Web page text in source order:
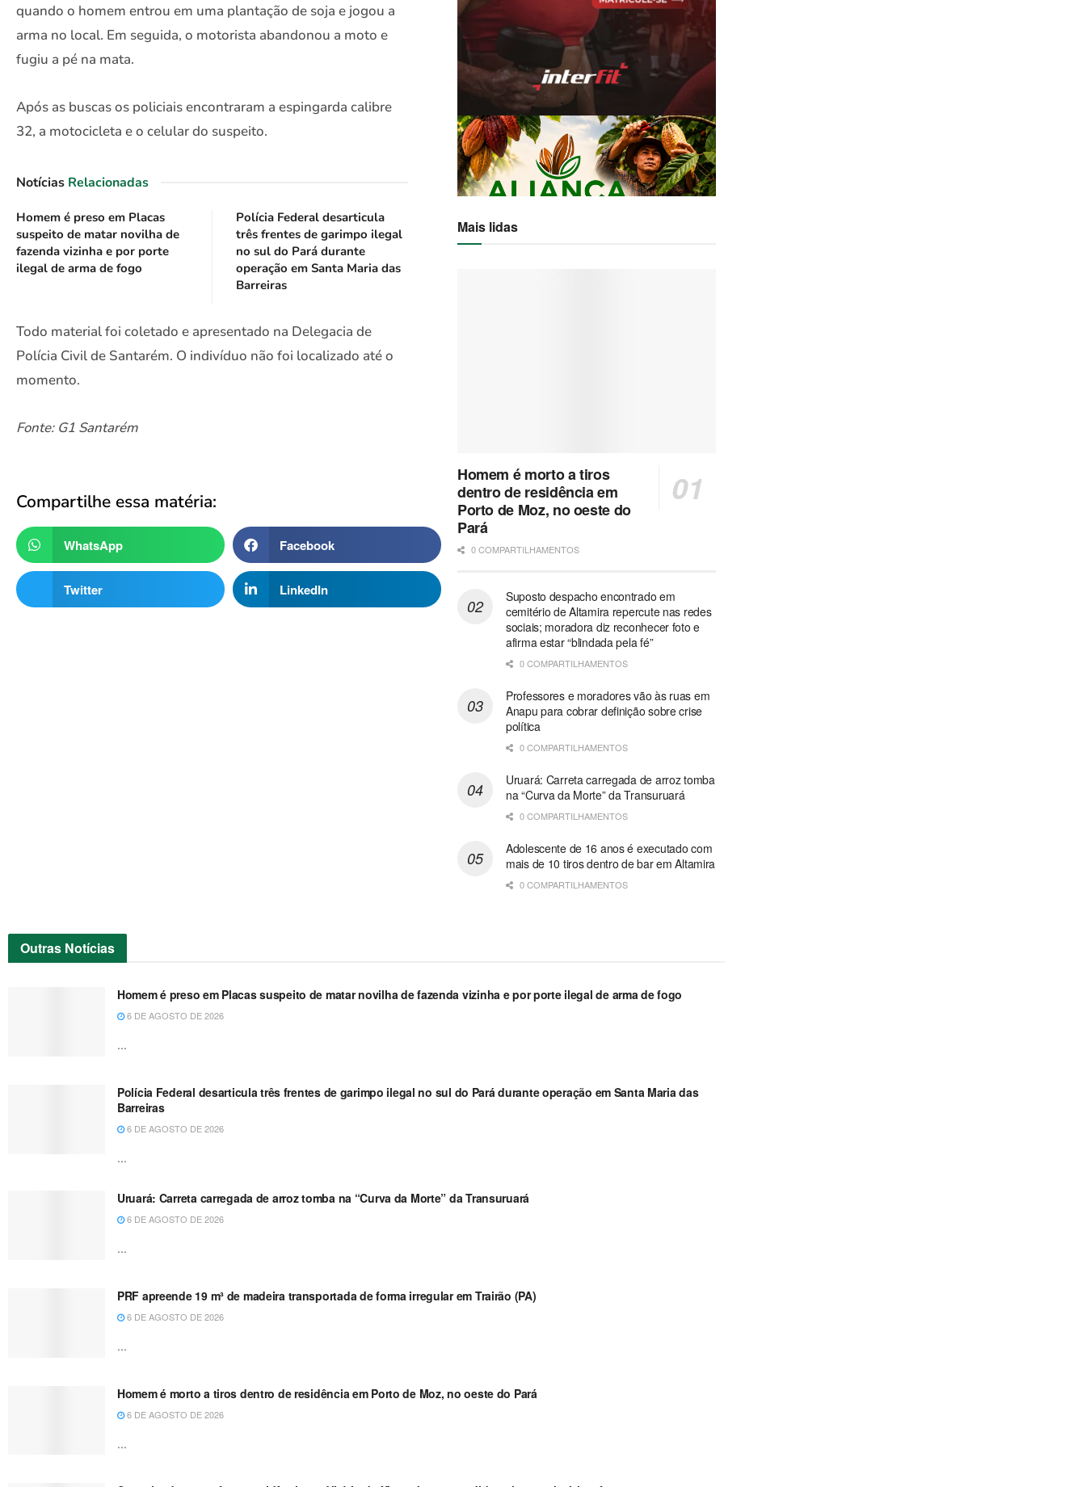
quando o homem entrou em uma plantação de soja e jogou a
arma no local. Em seguida, o motorista abandonou a moto e
fugiu a pé na mata.
Após as buscas os policiais encontraram a espingarda calibre
32, a motocicleta e o celular do suspeito.
Notícias Relacionadas
Homem é preso em Placas
suspeito de matar novilha de
fazenda vizinha e por porte
ilegal de arma de fogo
Polícia Federal desarticula
três frentes de garimpo ilegal
no sul do Pará durante
operação em Santa Maria das
Barreiras
Todo material foi coletado e apresentado na Delegacia de
Polícia Civil de Santarém. O indivíduo não foi localizado até o
momento.
Fonte: G1 Santarém
Compartilhe essa matéria:
WhatsApp Facebook
Twitter LinkedIn
Mais lidas
Homem é morto a tiros
dentro de residência em
Porto de Moz, no oeste do
Pará
0 COMPARTILHAMENTOS
Suposto despacho encontrado em
cemitério de Altamira repercute nas redes
sociais; moradora diz reconhecer foto e
afirma estar “blindada pela fé”
0 COMPARTILHAMENTOS
Professores e moradores vão às ruas em
Anapu para cobrar definição sobre crise
política
0 COMPARTILHAMENTOS
Uruará: Carreta carregada de arroz tomba
na “Curva da Morte” da Transuruará
0 COMPARTILHAMENTOS
Adolescente de 16 anos é executado com
mais de 10 tiros dentro de bar em Altamira
0 COMPARTILHAMENTOS
Outras Notícias
Homem é preso em Placas suspeito de matar novilha de fazenda vizinha e por porte ilegal de arma de fogo
6 DE AGOSTO DE 2026
...
Polícia Federal desarticula três frentes de garimpo ilegal no sul do Pará durante operação em Santa Maria das
Barreiras
6 DE AGOSTO DE 2026
...
Uruará: Carreta carregada de arroz tomba na “Curva da Morte” da Transuruará
6 DE AGOSTO DE 2026
...
PRF apreende 19 m³ de madeira transportada de forma irregular em Trairão (PA)
6 DE AGOSTO DE 2026
...
Homem é morto a tiros dentro de residência em Porto de Moz, no oeste do Pará
6 DE AGOSTO DE 2026
...